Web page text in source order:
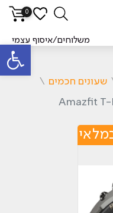
פתח
0
משלוחים/איסוף עצמי
שעונים חכמים \